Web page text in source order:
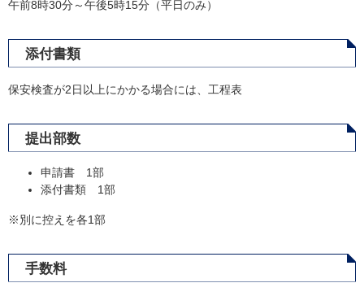
午前8時30分～午後5時15分（平日のみ）
添付書類
保安検査が2日以上にかかる場合には、工程表
提出部数
申請書 1部
添付書類 1部
※別に控えを各1部
手数料